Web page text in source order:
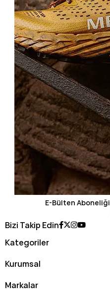
E-Bülten Aboneliği
Bizi Takip Edin
Kategoriler
Kurumsal
Markalar